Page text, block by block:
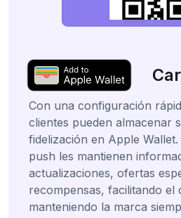
Con una configuración
clientes pueden almacenar
fidelización en Apple
push les mantienen
actualizaciones, ofertas
recompensas, facilitando el
manteniendo la marca